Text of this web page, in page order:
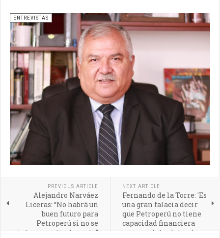
ENTREVISTAS
PREVIOUS ARTICLE
Alejandro Narváez
Liceras: “No habrá un
buen futuro para
Petroperú si no se
integra verticalmente”
NEXT ARTICLE
Fernando de la Torre: 'Es
una gran falacia decir
que Petroperú no tiene
capacidad financiera
para explotar lotes de